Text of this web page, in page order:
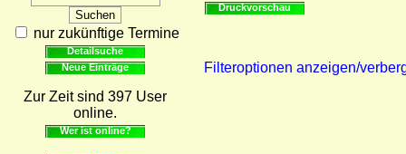
nur zukünftige Termine
Detailsuche
Neue Einträge
Zur Zeit sind 397 User
online.
Wer ist online?
Druckvorschau
Filteroptionen anzeigen/